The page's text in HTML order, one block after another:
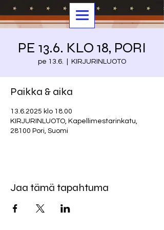
PE 13.6. KLO 18, PORI
pe 13.6. KIRJURINLUOTO
Paikka & aika
13.6.2025 klo 18.00
KIRJURINLUOTO, Kapellimestarinkatu,
28100 Pori, Suomi
Jaa tämä tapahtuma